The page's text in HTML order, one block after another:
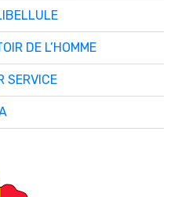
DE L’HOMME
SERVICE